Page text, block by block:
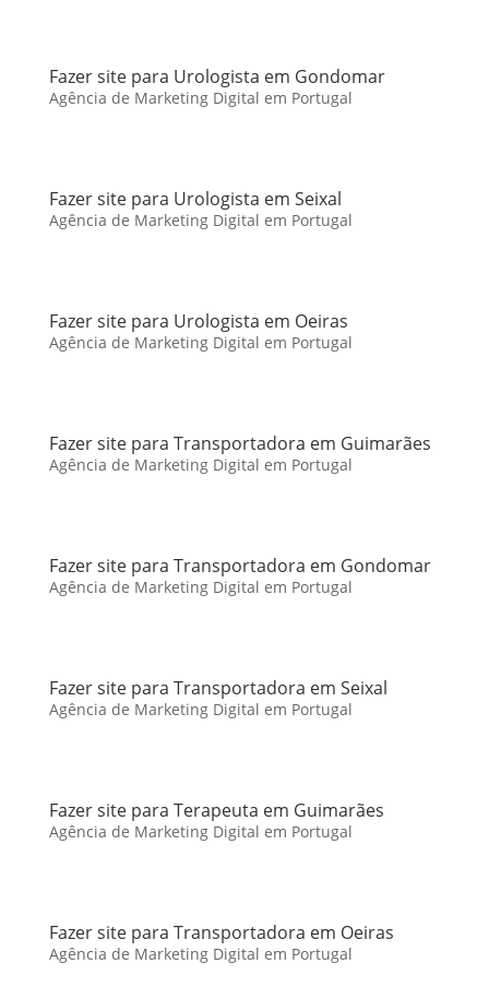
Fazer site para Urologista em Gondomar
Agência de Marketing Digital em Portugal
Fazer site para Urologista em Seixal
Agência de Marketing Digital em Portugal
Fazer site para Urologista em Oeiras
Agência de Marketing Digital em Portugal
Fazer site para Transportadora em Guimarães
Agência de Marketing Digital em Portugal
Fazer site para Transportadora em Gondomar
Agência de Marketing Digital em Portugal
Fazer site para Transportadora em Seixal
Agência de Marketing Digital em Portugal
Fazer site para Terapeuta em Guimarães
Agência de Marketing Digital em Portugal
Fazer site para Transportadora em Oeiras
Agência de Marketing Digital em Portugal